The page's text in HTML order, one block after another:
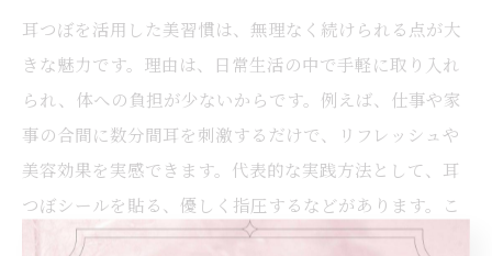
耳つぼを活用した美習慣は、無理なく続けられる点が大
きな魅力です。理由は、日常生活の中で手軽に取り入れ
られ、体への負担が少ないからです。例えば、仕事や家
事の合間に数分間耳を刺激するだけで、リフレッシュや
美容効果を実感できます。代表的な実践方法として、耳
つぼシールを貼る、優しく指圧するなどがあります。こ
れらを日々のルーティンに組み込むことで、持続的に健